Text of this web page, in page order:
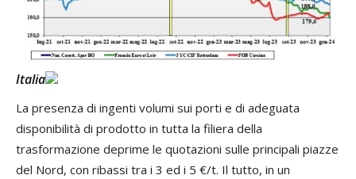
Italia
La presenza di ingenti volumi sui porti e di adeguata
disponibilità di prodotto in tutta la filiera della
trasformazione deprime le quotazioni sulle principali piazze
del Nord, con ribassi tra i 3 ed i 5 €/t. Il tutto, in un